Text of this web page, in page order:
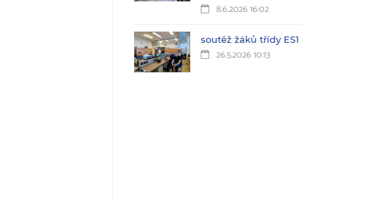
8.6.2026 16:02
soutěž žáků třídy ES1
26.5.2026 10:13